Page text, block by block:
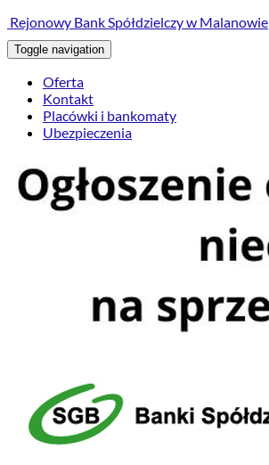
Rejonowy Bank Spółdzielczy w Malanowie
Toggle navigation
Oferta
Kontakt
Placówki i bankomaty
Ubezpieczenia